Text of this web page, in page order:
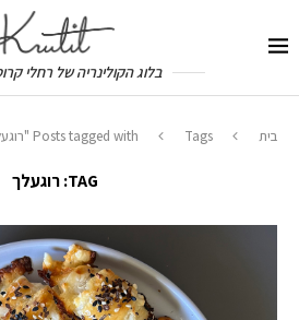
בלוג הקולינריה של רחלי
בית Tags Posts tagged with "רוגעלך"
TAG: רוגעלך